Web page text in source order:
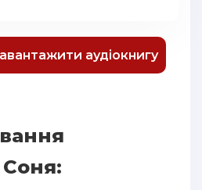
аудіокнигу
Соня: